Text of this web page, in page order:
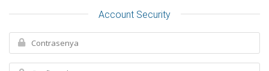
Account Security